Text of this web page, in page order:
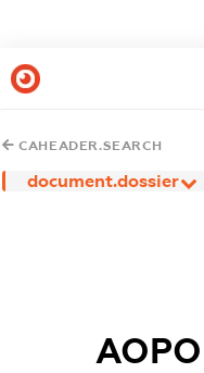
CAHEADER.SEARCH
document.dossier
АОРО